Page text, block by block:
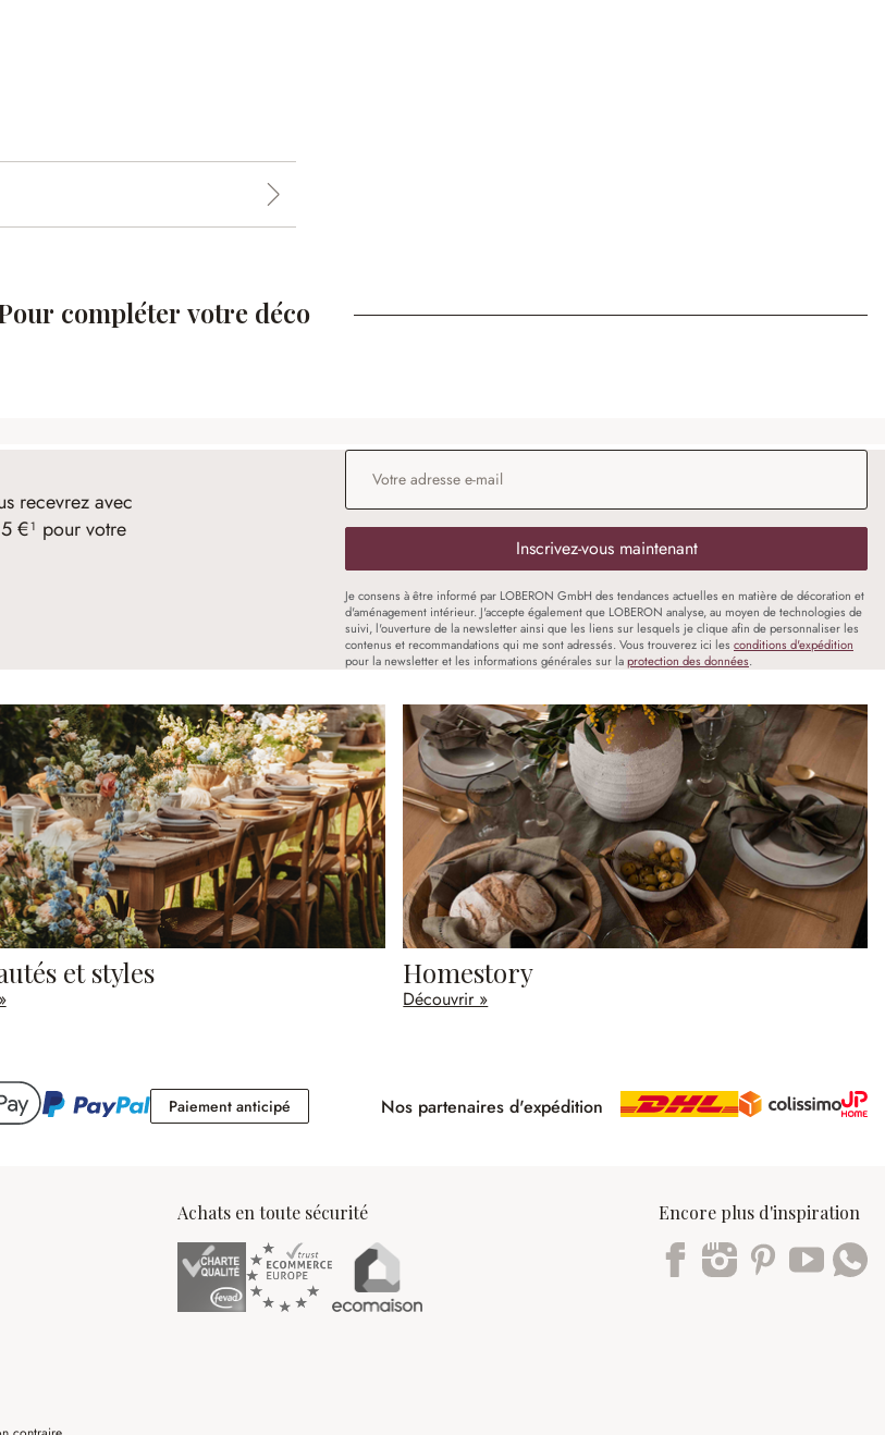
compléter votre déco
recevrez avec
€¹ pour votre
Adresse e-mail
Inscrivez-vous maintenant
Je consens à être informé par LOBERON GmbH des tendances actuelles en matière de décoration et
d'aménagement intérieur. J'accepte également que LOBERON analyse, au moyen de technologies de
suivi, l'ouverture de la newsletter ainsi que les liens sur lesquels je clique afin de personnaliser les
contenus et recommandations qui me sont adressés. Vous trouverez ici les conditions d'expédition
pour la newsletter et les informations générales sur laprotection des données.
et styles Homestory
Découvrir »
Paiement anticipéPaiement anticipéNos partenaires d'expédition
Achats en toute sécurité Encore plus d'inspiration